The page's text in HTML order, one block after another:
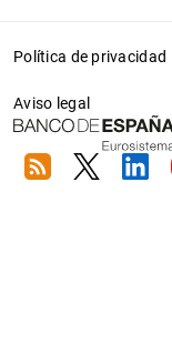
Política de privacidad
Aviso legal
RSS Twitter